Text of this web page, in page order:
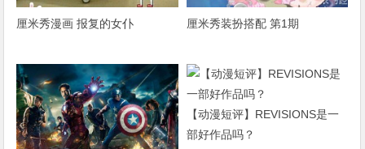
厘米秀漫画 报复的女仆 厘米秀装扮搭配 第1期
【动漫短评】REVISIONS是一
部好作品吗？